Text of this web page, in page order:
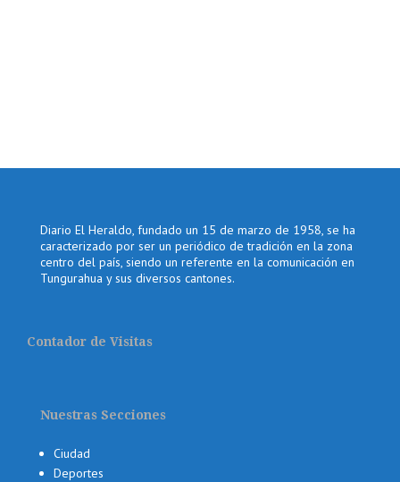
Diario El Heraldo, fundado un 15 de marzo de 1958, se ha
caracterizado por ser un periódico de tradición en la zona
centro del país, siendo un referente en la comunicación en
Tungurahua y sus diversos cantones.
Contador de Visitas
Nuestras Secciones
Ciudad
Deportes